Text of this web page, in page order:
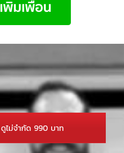
ไม่จำกัด 990 บาท